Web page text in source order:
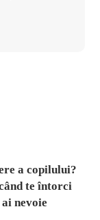
a copilului?
te întorci
nevoie